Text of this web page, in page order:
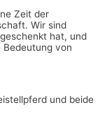
Zeit der
Wir sind
hat, und
von
und beide